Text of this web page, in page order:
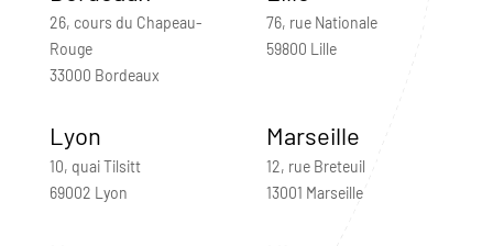
26, cours du Chapeau-
Rouge
33000 Bordeaux
76, rue Nationale
59800 Lille
Lyon
10, quai Tilsitt
69002 Lyon
Marseille
12, rue Breteuil
13001 Marseille